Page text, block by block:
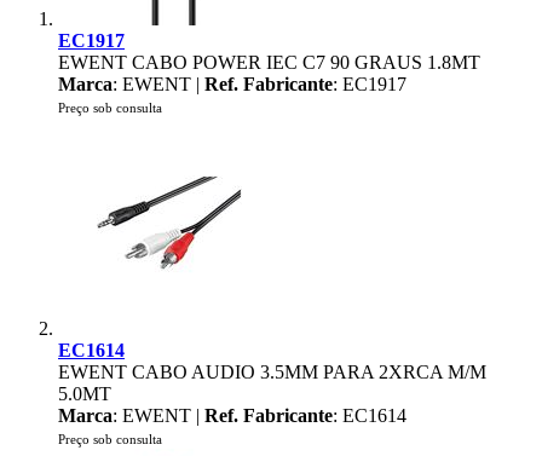
EC1917
EWENT CABO POWER IEC C7 90 GRAUS 1.8MT
Marca: EWENT | Ref. Fabricante: EC1917
Preço sob consulta
EC1614
EWENT CABO AUDIO 3.5MM PARA 2XRCA M/M
5.0MT
Marca: EWENT | Ref. Fabricante: EC1614
Preço sob consulta